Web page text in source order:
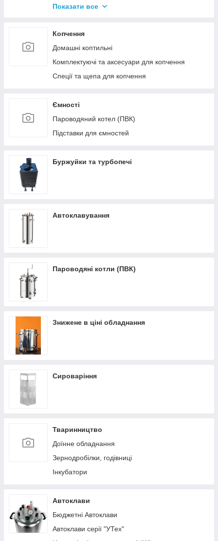
Комплектуючі та запчастини
Колони без ємності
Показати все
Копчення
Домашні коптильні
Комплектуючі та аксесуари для копчення
Спеції та щепа для копчення
Ємності
Пароводяний котел (ПВК)
Підставки для ємностей
Буржуйки та турбопечі
Автоклавування
Пароводяні котли (ПВК)
Знижене в ціні обладнання
Сироваріння
Тваринництво
Доїнне обладнання
Зернодробілки, годівниці
Інкубатори
Автоклави
Бюджетні Автоклави
Автоклави серії "УТех"